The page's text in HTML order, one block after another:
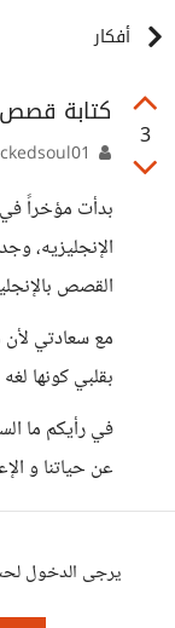
أفكار
3
كتابة قصص
بدأت مؤخراً في
الإنجليزيه،
القصص
مع سعادتي
بقلبي كونها
في رأيكم ما
عن حياتنا و
يرجى الدخول